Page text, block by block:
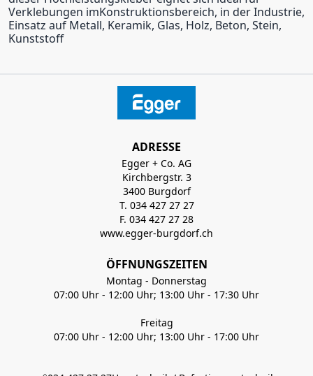
Verklebungen imKonstruktionsbereich, in der Industrie,
Einsatz auf Metall, Keramik, Glas, Holz, Beton, Stein,
Kunststoff
ADRESSE
Egger + Co. AG
Kirchbergstr. 3
3400 Burgdorf
T. 034 427 27 27
F. 034 427 27 28
www.egger-burgdorf.ch
ÖFFNUNGSZEITEN
Montag - Donnerstag
07:00 Uhr - 12:00 Uhr; 13:00 Uhr - 17:30 Uhr
Freitag
07:00 Uhr - 12:00 Uhr; 13:00 Uhr - 17:00 Uhr